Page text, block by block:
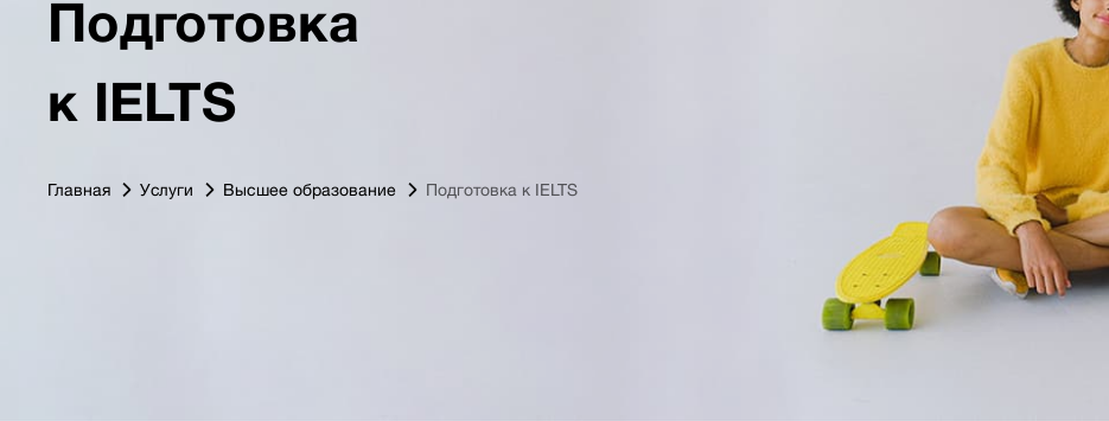
Подготовка
к IELTS
Главная Услуги Высшее образование Подготовка к IELTS